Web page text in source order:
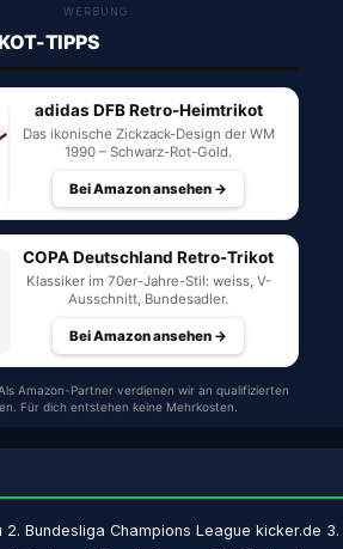
WERBUNG
TIPPS
adidas DFB Retro-Heimtrikot
Das ikonische Zickzack-Design der WM
1990 – Schwarz-Rot-Gold.
Bei Amazon ansehen →
COPA Deutschland Retro-Trikot
Klassiker im 70er-Jahre-Stil: weiss, V-
Ausschnitt, Bundesadler.
Bei Amazon ansehen →
Amazon-Partner verdienen wir an qualifizierten
Für dich entstehen keine Mehrkosten.
2. Bundesliga Champions League kicker.de 3.